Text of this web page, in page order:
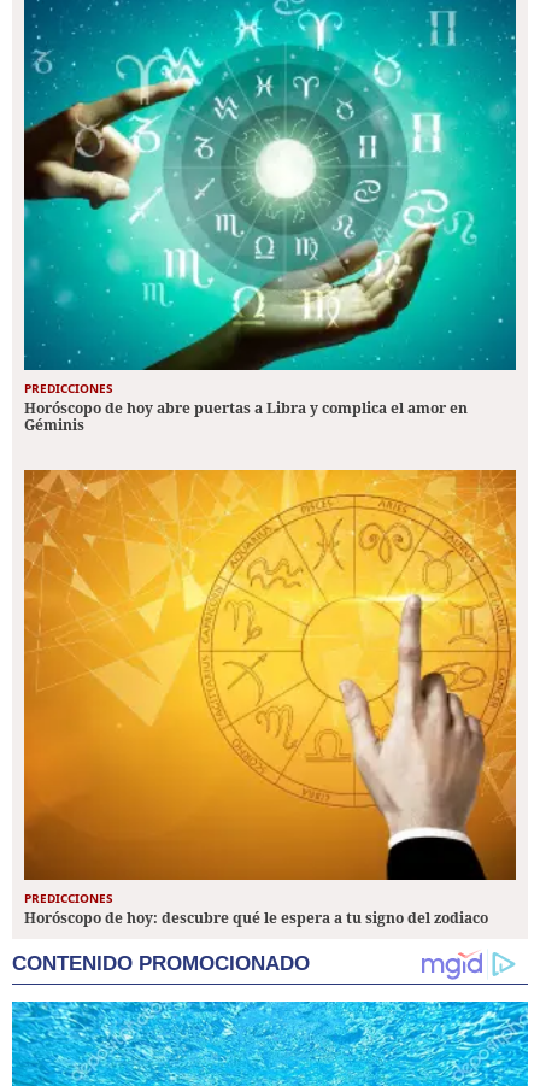
PREDICCIONES
Horóscopo de hoy abre puertas a Libra y complica el amor en
Géminis
PREDICCIONES
Horóscopo de hoy: descubre qué le espera a tu signo del zodiaco
CONTENIDO PROMOCIONADO